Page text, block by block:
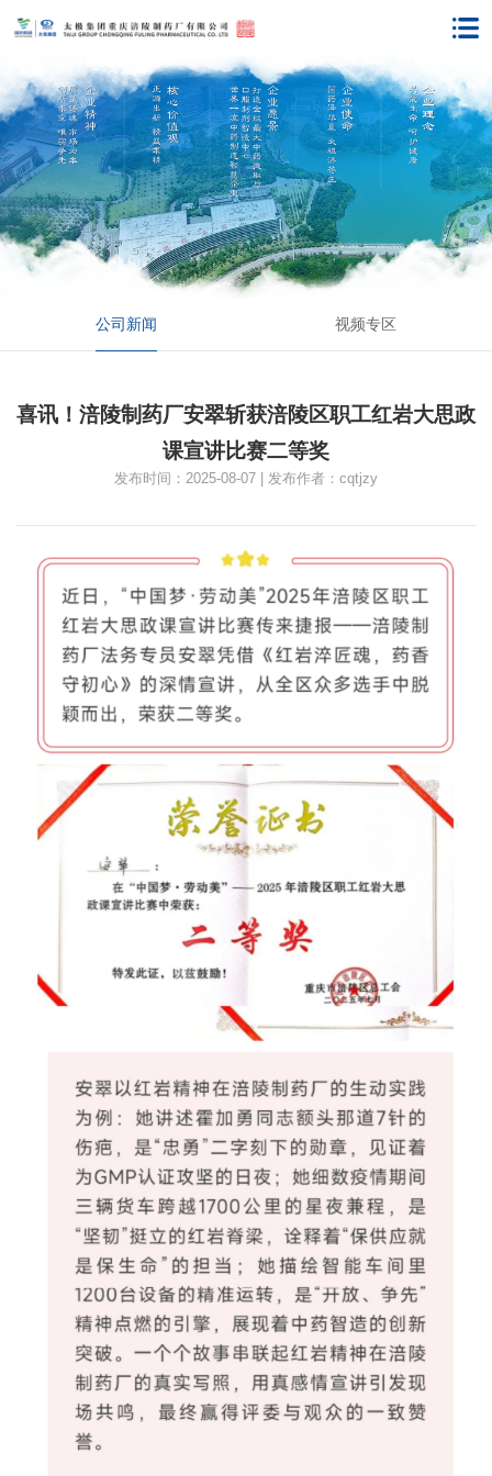
公司新闻 视频专区
喜讯！涪陵制药厂安翠斩获涪陵区职工红岩大思政
课宣讲比赛二等奖
发布时间：2025-08-07 | 发布作者：cqtjzy